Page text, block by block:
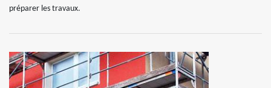
préparer les travaux.